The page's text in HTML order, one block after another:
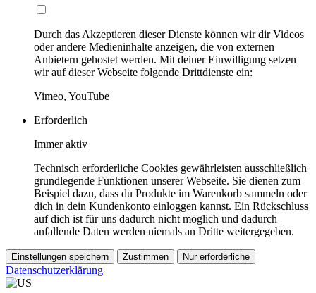
Durch das Akzeptieren dieser Dienste können wir dir Videos
oder andere Medieninhalte anzeigen, die von externen
Anbietern gehostet werden. Mit deiner Einwilligung setzen
wir auf dieser Webseite folgende Drittdienste ein:
Vimeo, YouTube
Erforderlich
Immer aktiv
Technisch erforderliche Cookies gewährleisten ausschließlich
grundlegende Funktionen unserer Webseite. Sie dienen zum
Beispiel dazu, dass du Produkte im Warenkorb sammeln oder
dich in dein Kundenkonto einloggen kannst. Ein Rückschluss
auf dich ist für uns dadurch nicht möglich und dadurch
anfallende Daten werden niemals an Dritte weitergegeben.
Einstellungen speichern Zustimmen Nur erforderliche
Datenschutzerklärung